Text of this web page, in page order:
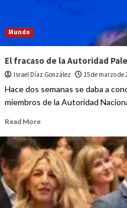
Mundo
El fracaso de la Autoridad
Israel Díaz González 15 de marzo de
Hace dos semanas se daba a
miembros de la Autoridad
Read More